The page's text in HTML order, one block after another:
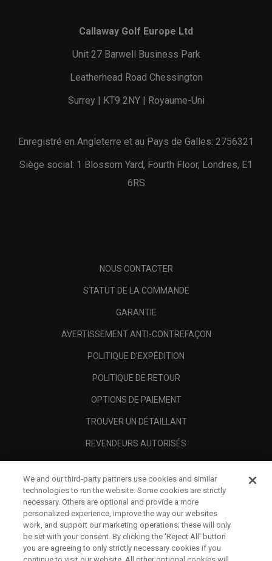
Callaway Golf Europe Ltd
Unit 27 Barwell Business Park
Leatherhead Road Chessington
Surrey | KT9 2NY | Royaume-Uni
Enregistré en Angleterre et au Pays de Galles: 2756321
Siège social: 1 Blossom Yard, Fourth Floor, Londres, E1
6RS
NOUS CONTACTER
STATUT DE LA COMMANDE
GARANTIE
AVERTISSEMENT ANTI-CONTREFAÇON
POLITIQUE D'EXPÉDITION
POLITIQUE DE RETOUR
OPTIONS DE PAIEMENT
TROUVER UN DÉTAILLANT
REVENDEURS AUTORISÉS
A PROPOS
MENTIONS LÉGALES
We and our third-party partners use cookies and similar
technologies to run the website. Some cookies are strictly
necessary. Others are optional and provide a more
personalized experience, improve the way our websites
work, and support our marketing operations; these will only
be set with your consent. By clicking the ‘Reject All' button
you are agreeing to only strictly necessary cookies if you